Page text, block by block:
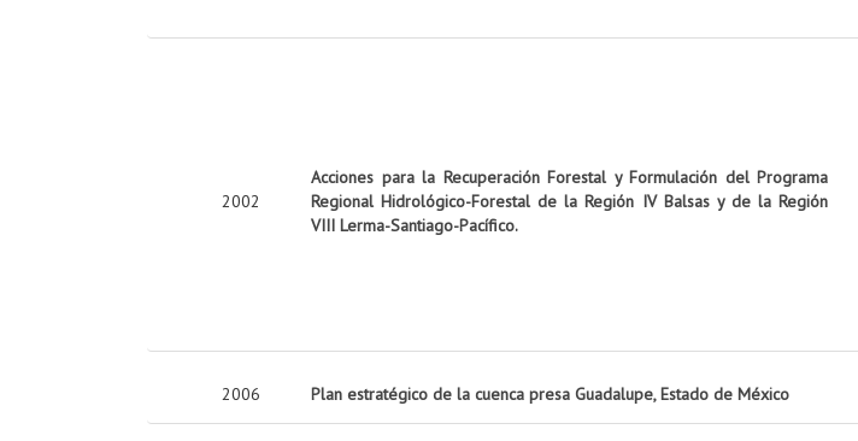
2002
Acciones para la Recuperación Forestal y Formulación del Programa
Regional Hidrológico-Forestal de la Región IV Balsas y de la Región
VIII Lerma-Santiago-Pacífico.
2006 Plan estratégico de la cuenca presa Guadalupe, Estado de México